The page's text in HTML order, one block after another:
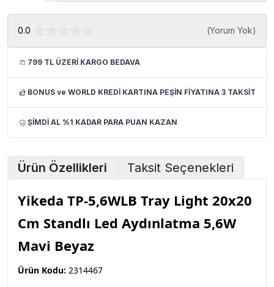
0.0 (Yorum Yok)
799 TL ÜZERİ KARGO BEDAVA
BONUS ve WORLD KREDİ KARTINA PEŞİN FİYATINA 3 TAKSİT
ŞİMDİ AL %1 KADAR PARA PUAN KAZAN
Ürün Özellikleri Taksit Seçenekleri
Yikeda TP-5,6WLB Tray Light 20x20
Cm Standlı Led Aydınlatma 5,6W
Mavi Beyaz
Ürün Kodu: 2314467